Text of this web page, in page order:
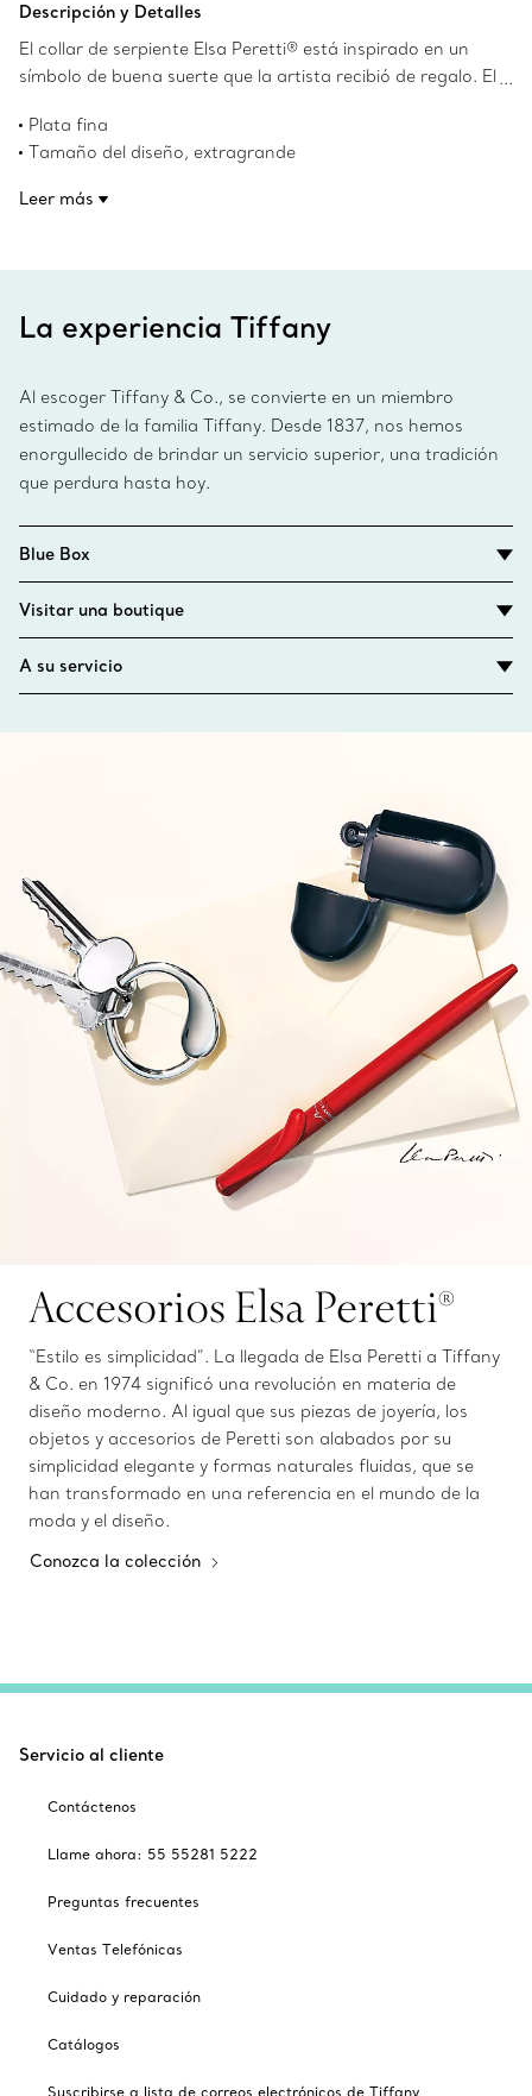
Descripción y Detalles
El collar de serpiente Elsa Peretti® está inspirado en un
símbolo de buena suerte que la artista recibió de regalo. El
aportan una fluidez aerodinámica que se adapta a la
persona que lo lleva sin esfuerzo. Elsa diseñó esta pieza
Plata fina
Tamaño del diseño, extragrande
Diseños originales propiedad de Nando and Elsa Peretti
Leer más
La experiencia Tiffany
Al escoger Tiffany & Co., se convierte en un miembro
estimado de la familia Tiffany. Desde 1837, nos hemos
enorgullecido de brindar un servicio superior, una tradición
que perdura hasta hoy.
Blue Box
Visitar una boutique
A su servicio
Accesorios Elsa Peretti®
“Estilo es simplicidad”. La llegada de Elsa Peretti a Tiffany
& Co. en 1974 significó una revolución en materia de
diseño moderno. Al igual que sus piezas de joyería, los
objetos y accesorios de Peretti son alabados por su
simplicidad elegante y formas naturales fluidas, que se
han transformado en una referencia en el mundo de la
moda y el diseño.
Conozca la colección
Servicio al cliente
Contáctenos
Llame ahora: 55 55281 5222
Preguntas frecuentes
Ventas Telefónicas
Cuidado y reparación
Catálogos
Suscribirse a lista de correos electrónicos de Tiffany